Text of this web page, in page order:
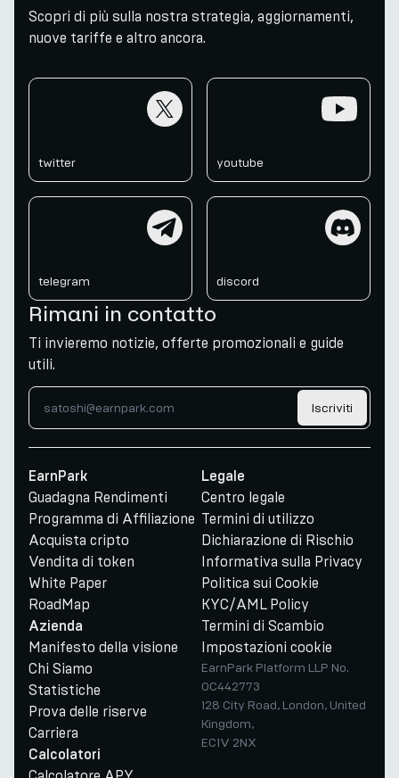
Scopri di più sulla nostra strategia, aggiornamenti,
nuove tariffe e altro ancora.
twitter youtube
telegram discord
Rimani in contatto
Ti invieremo notizie, offerte promozionali e guide
utili.
Iscriviti
EarnPark
Guadagna Rendimenti
Programma di Affiliazione
Acquista cripto
Vendita di token
White Paper
RoadMap
Azienda
Manifesto della visione
Chi Siamo
Statistiche
Prova delle riserve
Carriera
Calcolatori
Legale
Centro legale
Termini di utilizzo
Dichiarazione di Rischio
Informativa sulla Privacy
Politica sui Cookie
KYC/AML Policy
Termini di Scambio
Impostazioni cookie
EarnPark Platform LLP No.
OC442773
128 City Road, London, United
Kingdom,
EC1V 2NX